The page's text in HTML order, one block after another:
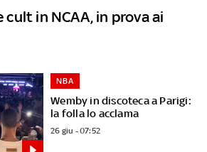
cult in NCAA, in prova ai
Wemby in discoteca a Parigi:
la folla lo acclama
NBA
26 giu - 07:52